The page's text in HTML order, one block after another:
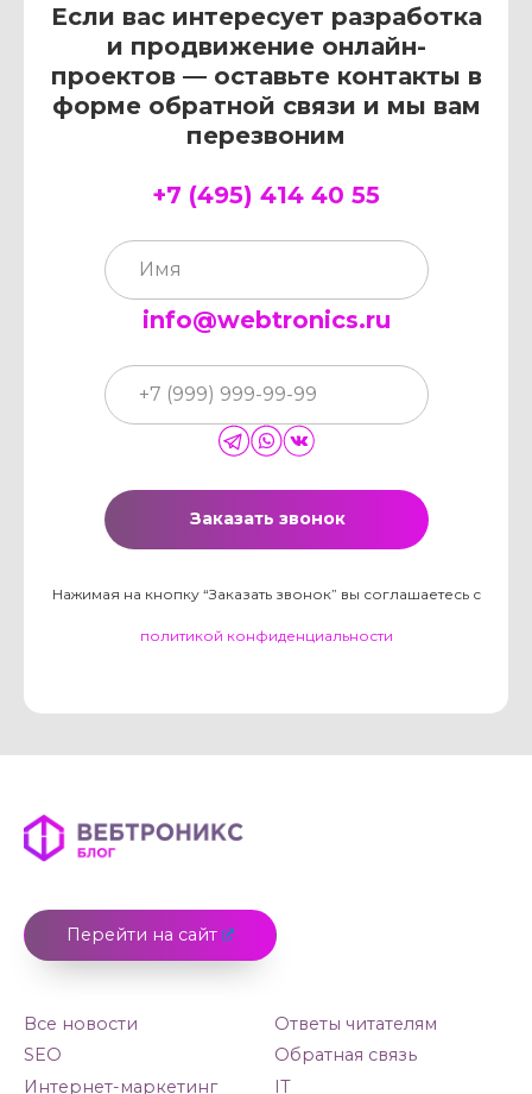
Если вас интересует разработка
и продвижение онлайн-
проектов — оставьте контакты в
форме обратной связи и мы вам
перезвоним
+7 (495) 414 40 55
info@webtronics.ru
Нажимая на кнопку “Заказать звонок” вы соглашаетесь с
политикой конфиденциальности
Перейти на сайт
Все новости
SEO
Интернет-маркетинг
Ответы читателям
Обратная связь
IT